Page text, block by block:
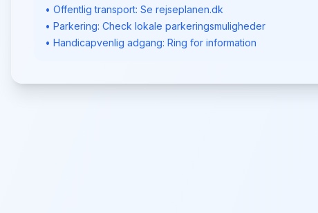
• Offentlig transport: Se rejseplanen.dk
• Parkering: Check lokale parkeringsmuligheder
• Handicapvenlig adgang: Ring for information